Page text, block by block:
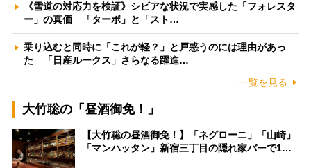
《雪道の対応力を検証》シビアな状況で実感した「フォレスタ
ー」の真価 「ターボ」と「スト…
乗り込むと同時に「これが軽？」と戸惑うのには理由があっ
た 「日産ルークス」さらなる躍進…
一覧を見る
大竹聡の「昼酒御免！」
【大竹聡の昼酒御免！】「ネグローニ」「山崎」
「マンハッタン」新宿三丁目の隠れ家バーで1…